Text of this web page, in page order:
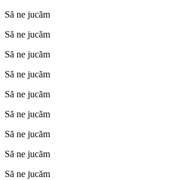
Să ne jucăm
Să ne jucăm
Să ne jucăm
Să ne jucăm
Să ne jucăm
Să ne jucăm
Să ne jucăm
Să ne jucăm
Să ne jucăm